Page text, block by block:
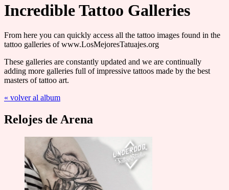
Incredible Tattoo Galleries
From here you can quickly access all the tattoo images found in the
tattoo galleries of www.LosMejoresTatuajes.org
These galleries are constantly updated and we are continually
adding more galleries full of impressive tattoos made by the best
masters of tattoo art.
« volver al album
Relojes de Arena